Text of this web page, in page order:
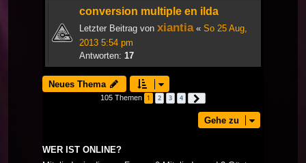
conversion multiple en ilda
Letzter Beitrag von xiantia« So 25 Aug,
2013 5:54 pm
Antworten: 17
Neues Thema
105 Themen 1 2 3 4
Gehe zu
WER IST ONLINE?